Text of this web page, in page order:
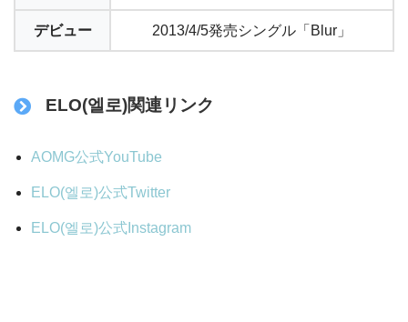
デビュー 2013/4/5発売シングル「Blur」
ELO(엘로)関連リンク
AOMG公式YouTube
ELO(엘로)公式Twitter
ELO(엘로)公式Instagram